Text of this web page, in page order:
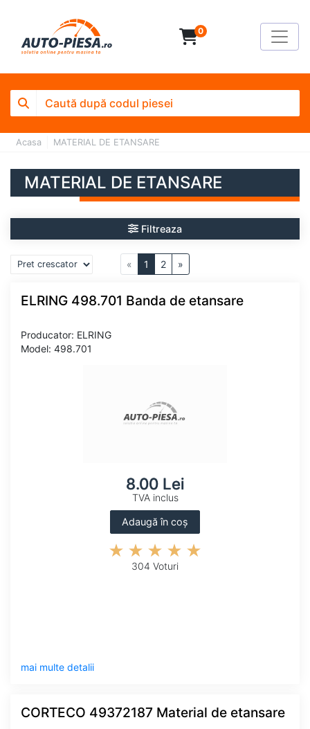
0
Acasa MATERIAL DE ETANSARE
MATERIAL DE ETANSARE
Filtreaza
« 1 2 »
ELRING 498.701 Banda de etansare
Producator: ELRING
Model: 498.701
8.00 Lei
TVA inclus
Adaugă în coș
304 Voturi
mai multe detalii
CORTECO 49372187 Material de etansare